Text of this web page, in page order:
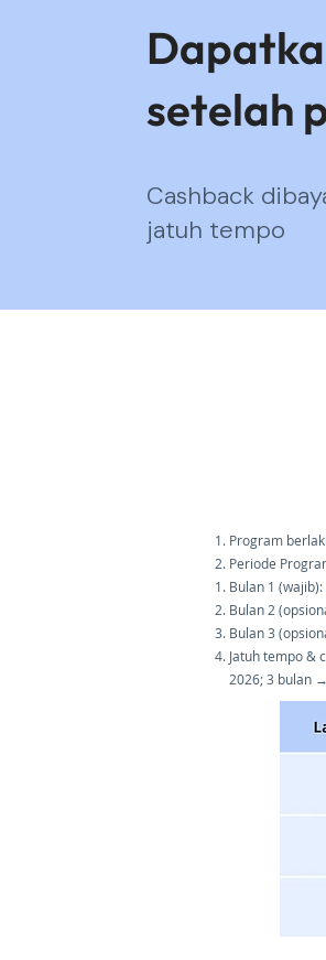
setelah
Cashback
jatuh tempo
Program
Periode
Bulan 1
Bulan 2
Bulan 3
Jatuh tempo &
2026; 3 bulan